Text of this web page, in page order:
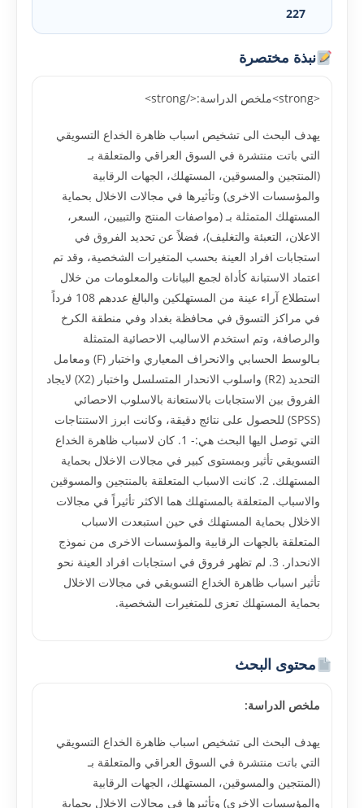
227
نبذة مختصرة
<strong>ملخص الدراسة:</strong>
يهدف البحث الى تشخيص اسباب ظاهرة الخداع التسويقي
التي باتت منتشرة في السوق العراقي والمتعلقة بـ
(المنتجين والمسوقين، المستهلك، الجهات الرقابية
والمؤسسات الاخرى) وتأثيرها في مجالات الاخلال بحماية
المستهلك المتمثلة بـ (مواصفات المنتج والتبيين، السعر،
الاعلان، التعبئة والتغليف)، فضلاً عن تحديد الفروق في
استجابات افراد العينة بحسب المتغيرات الشخصية، وقد تم
اعتماد الاستبانة كأداة لجمع البيانات والمعلومات من خلال
استطلاع آراء عينة من المستهلكين والبالغ عددهم 108 فرداً
في مراكز التسوق في محافظة بغداد وفي منطقة الكرخ
والرصافة، وتم استخدم الاساليب الاحصائية المتمثلة
بـالوسط الحسابي والانحراف المعياري واختبار (F) ومعامل
التحديد (R2) واسلوب الانحدار المتسلسل واختبار (X2) لايجاد
الفروق بين الاستجابات بالاستعانة بالاسلوب الاحصائي
(SPSS) للحصول على نتائج دقيقة، وكانت ابرز الاستنتاجات
التي توصل اليها البحث هي:- 1. كان لاسباب ظاهرة الخداع
التسويقي تأثير وبمستوى كبير في مجالات الاخلال بحماية
المستهلك. 2. كانت الاسباب المتعلقة بالمنتجين والمسوقين
والاسباب المتعلقة بالمستهلك هما الاكثر تأثيراً في مجالات
الاخلال بحماية المستهلك في حين استبعدت الاسباب
المتعلقة بالجهات الرقابية والمؤسسات الاخرى من نموذج
الانحدار. 3. لم تظهر فروق في استجابات افراد العينة نحو
تأثير اسباب ظاهرة الخداع التسويقي في مجالات الاخلال
بحماية المستهلك تعزى للمتغيرات الشخصية.
محتوى البحث
ملخص الدراسة:
يهدف البحث الى تشخيص اسباب ظاهرة الخداع التسويقي
التي باتت منتشرة في السوق العراقي والمتعلقة بـ
(المنتجين والمسوقين، المستهلك، الجهات الرقابية
والمؤسسات الاخرى) وتأثيرها في مجالات الاخلال بحماية